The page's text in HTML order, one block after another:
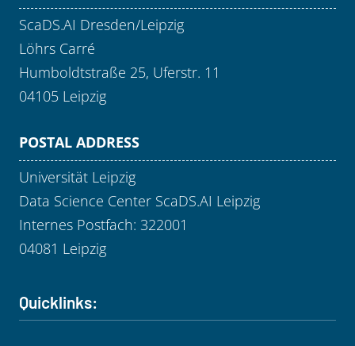
ScaDS.AI Dresden/Leipzig
Löhrs Carré
Humboldtstraße 25, Uferstr. 11
04105 Leipzig
POSTAL ADDRESS
Universität Leipzig
Data Science Center ScaDS.AI Leipzig
Internes Postfach: 322001
04081 Leipzig
Quicklinks: